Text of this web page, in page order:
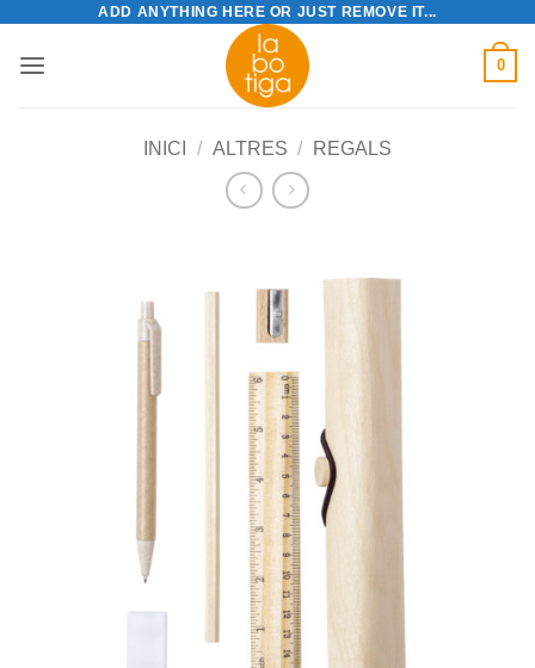
content
ADD ANYTHING HERE OR JUST REMOVE IT...
0
INICI / ALTRES / REGALS